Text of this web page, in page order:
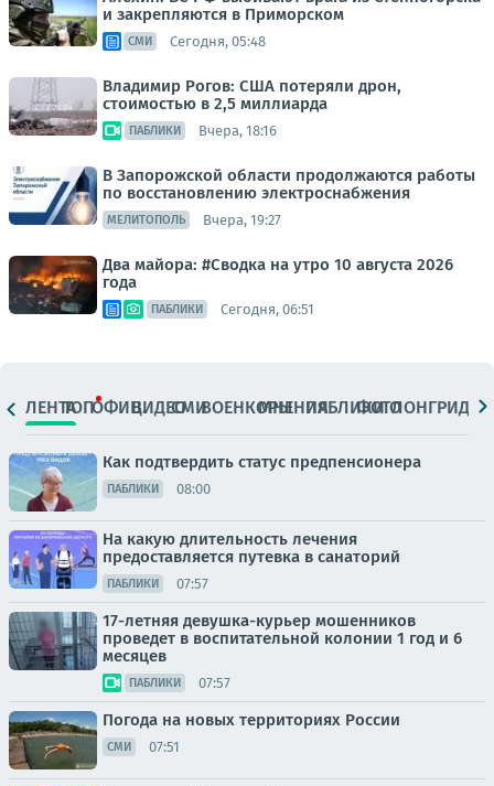
и закрепляются в Приморском
СМИ Сегодня, 05:48
Владимир Рогов: США потеряли дрон,
стоимостью в 2,5 миллиарда
ПАБЛИКИ Вчера, 18:16
В Запорожской области продолжаются работы
по восстановлению электроснабжения
МЕЛИТОПОЛЬ Вчера, 19:27
Два майора: #Сводка на утро 10 августа 2026
года
ПАБЛИКИ Сегодня, 06:51
ЛЕНТАТОПОФИЦ.ВИДЕОСМИВОЕНКОРЫМНЕНИЯПАБЛИКИ
ФОТОЛОНГРИДЫ
Как подтвердить статус предпенсионера
ПАБЛИКИ 08:00
На какую длительность лечения
предоставляется путевка в санаторий
ПАБЛИКИ 07:57
17-летняя девушка-курьер мошенников
проведет в воспитательной колонии 1 год и 6
месяцев
ПАБЛИКИ 07:57
Погода на новых территориях России
СМИ 07:51